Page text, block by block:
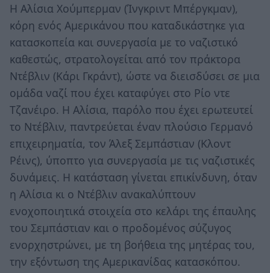
Η Αλίσια Χούμπερμαν (Ίνγκριντ Μπέργκμαν),
κόρη ενός Αμερικάνου που καταδικάστηκε για
κατασκοπεία και συνεργασία με το ναζιστικό
καθεστώς, στρατολογείται από τον πράκτορα
Ντέβλιν (Κάρι Γκράντ), ώστε να διεισδύσει σε μια
ομάδα ναζί που έχει καταφύγει στο Ρίο ντε
Τζανέιρο. Η Αλίσια, παρόλο που έχει ερωτευτεί
το Ντέβλιν, παντρεύεται έναν πλούσιο Γερμανό
επιχειρηματία, τον Άλεξ Σεμπάστιαν (Κλοντ
Ρέινς), ύποπτο για συνεργασία με τις ναζιστικές
δυνάμεις. Η κατάσταση γίνεται επικίνδυνη, όταν
η Αλίσια κι ο Ντέβλιν ανακαλύπτουν
ενοχοποιητικά στοιχεία στο κελάρι της έπαυλης
του Σεμπάστιαν και ο προδομένος σύζυγος
ενορχηστρώνει, με τη βοήθεια της μητέρας του,
την εξόντωση της Αμερικανίδας κατασκόπου.